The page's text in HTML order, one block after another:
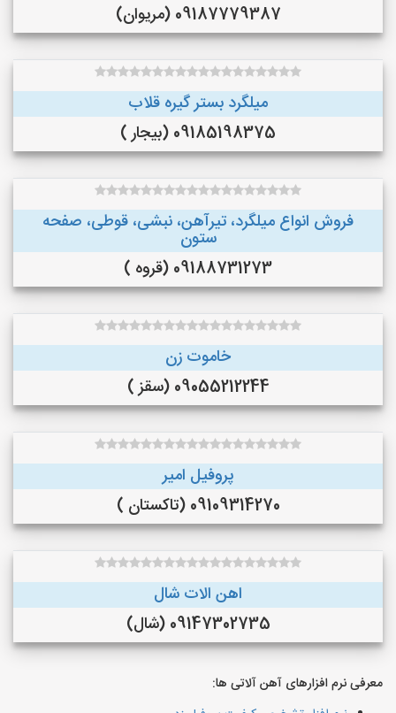
09187779387 (مریوان)
میلگرد بستر گیره قلاب
09185198375 (بیجار )
فروش انواع میلگرد، تیرآهن، نبشی، قوطی، صفحه
ستون
09188731273 (قروه )
خاموت زن
09055212244 (سقز )
پروفیل امیر
09109314270 (تاکستان )
اهن الات شال
09147302735 (شال)
معرفی نرم افزارهای آهن آلاتی ها: